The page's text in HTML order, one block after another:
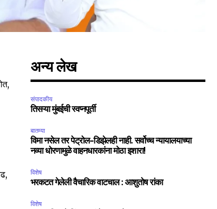
अन्य लेख
संपादकीय
तिसऱ्या मुंबईची स्वप्नपूर्ती
बातम्या
विमा नसेल तर पेट्रोल-डिझेलही नाही. सर्वोच्च न्यायालयाच्या
नव्या धोरणामुळे वाहनधारकांना मोठा इशारा!
विशेष
भरकटत गेलेली वैचारिक वाटचाल : आशुतोष रांका
विशेष